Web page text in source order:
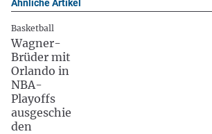
Ähnliche Artikel
Basketball
Wagner-
Brüder mit
Orlando in
NBA-
Playoffs
ausgeschie
den